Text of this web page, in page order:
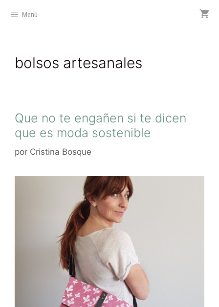
Menú
bolsos artesanales
Que no te engañen si te dicen
que es moda sostenible
por Cristina Bosque